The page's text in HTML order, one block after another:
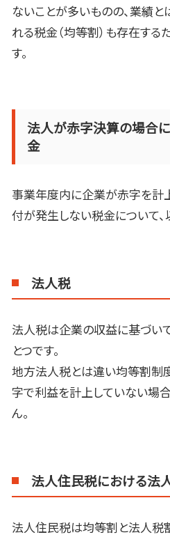
ないことが多いものの、業績
れる税金（均等割）も存在す
す。
法人が赤字決算の場合
金
事業年度内に企業が赤字を計
付が発生しない税金について、
法人税
法人税は企業の収益に基づい
とつです。
地方法人税とは違い均等割制
字で利益を計上していない場
ん。
法人住民税における法
法人住民税は均等割と法人税